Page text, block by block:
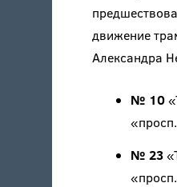
движение
Александра
№ 10
№ 23